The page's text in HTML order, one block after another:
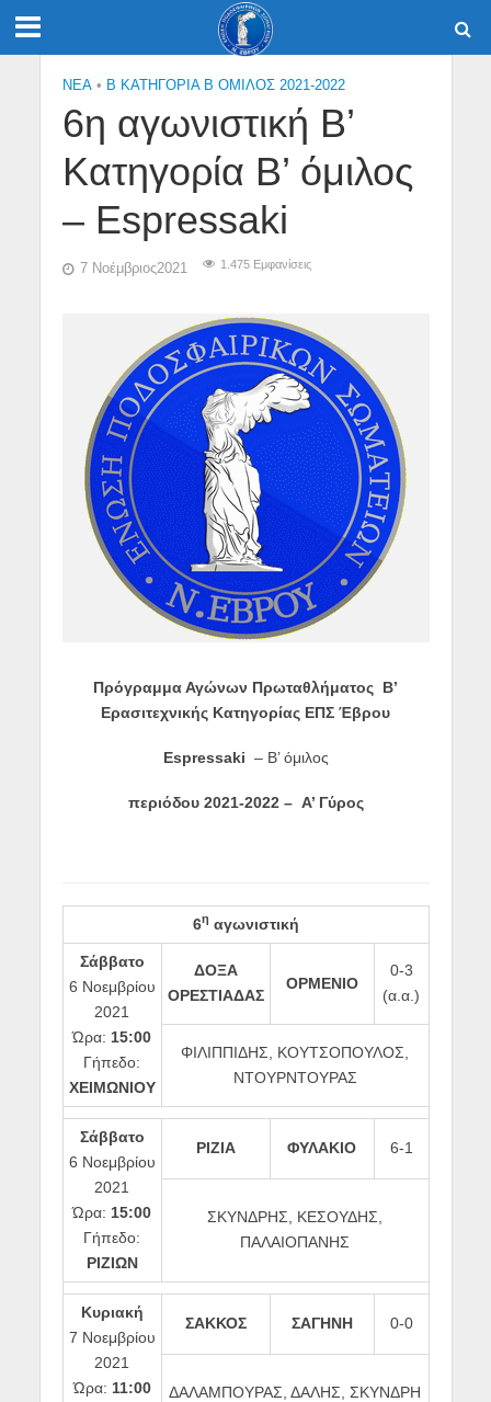
NEA • Β ΚΑΤΗΓΟΡΙΑ Β ΟΜΙΛΟΣ 2021-2022
6η αγωνιστική Β’
Κατηγορία Β’ όμιλος
– Espressaki
7 Νοέμβριος2021 1.475 Εμφανίσεις
Πρόγραμμα Αγώνων Πρωταθλήματος Β’
Ερασιτεχνικής Κατηγορίας ΕΠΣ Έβρου
Espressaki – Β’ όμιλος
περιόδου 2021-2022 – Α’ Γύρος
6η αγωνιστική
Σάββατο
6 Νοεμβρίου
2021
Ώρα: 15:00
Γήπεδο:
ΧΕΙΜΩΝΙΟΥ
ΔΟΞΑ
ΟΡΕΣΤΙΑΔΑΣ
ΟΡΜΕΝΙΟ
0-3
(α.α.)
ΦΙΛΙΠΠΙΔΗΣ, ΚΟΥΤΣΟΠΟΥΛΟΣ,
ΝΤΟΥΡΝΤΟΥΡΑΣ
Σάββατο
6 Νοεμβρίου
2021
Ώρα: 15:00
Γήπεδο:
ΡΙΖΙΩΝ
ΡΙΖΙΑ ΦΥΛΑΚΙΟ 6-1
ΣΚΥΝΔΡΗΣ, ΚΕΣΟΥΔΗΣ,
ΠΑΛΑΙΟΠΑΝΗΣ
Κυριακή
7 Νοεμβρίου
2021
Ώρα: 11:00
ΣΑΚΚΟΣ ΣΑΓΗΝΗ 0-0
ΔΑΛΑΜΠΟΥΡΑΣ, ΔΑΛΗΣ, ΣΚΥΝΔΡΗ